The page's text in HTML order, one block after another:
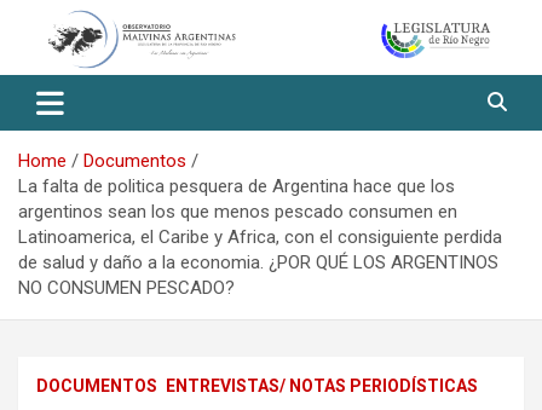
Observatorio Malvinas – Río
Negro
Home
Documentos
La falta de politica pesquera de Argentina hace que los
argentinos sean los que menos pescado consumen en
Latinoamerica, el Caribe y Africa, con el consiguiente perdida
de salud y daño a la economia. ¿POR QUÉ LOS ARGENTINOS
NO CONSUMEN PESCADO?
DOCUMENTOS ENTREVISTAS/ NOTAS PERIODÍSTICAS